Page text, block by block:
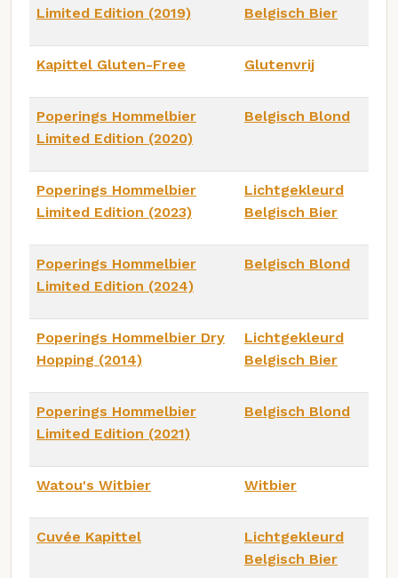
Limited Edition (2019)
Belgisch Bier
Kapittel Gluten-Free Glutenvrij
Poperings Hommelbier
Limited Edition (2020)
Belgisch Blond
Poperings Hommelbier
Limited Edition (2023)
Lichtgekleurd
Belgisch Bier
Poperings Hommelbier
Limited Edition (2024)
Belgisch Blond
Poperings Hommelbier Dry
Hopping (2014)
Lichtgekleurd
Belgisch Bier
Poperings Hommelbier
Limited Edition (2021)
Belgisch Blond
Watou's Witbier Witbier
Cuvée Kapittel
Lichtgekleurd
Belgisch Bier